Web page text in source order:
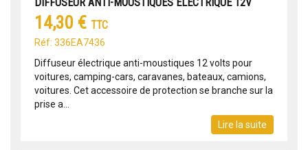
14,30 € TTC
Réf: 336EA7436
Diffuseur électrique anti-moustiques 12 volts pour
voitures, camping-cars, caravanes, bateaux, camions,
voitures. Cet accessoire de protection se branche sur la
prise a...
Lire la suite